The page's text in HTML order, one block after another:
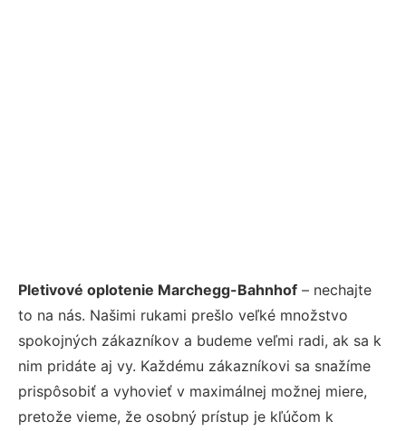
Pletivové oplotenie Marchegg-Bahnhof – nechajte
to na nás. Našimi rukami prešlo veľké množstvo
spokojných zákazníkov a budeme veľmi radi, ak sa k
nim pridáte aj vy. Každému zákazníkovi sa snažíme
prispôsobiť a vyhovieť v maximálnej možnej miere,
pretože vieme, že osobný prístup je kľúčom k